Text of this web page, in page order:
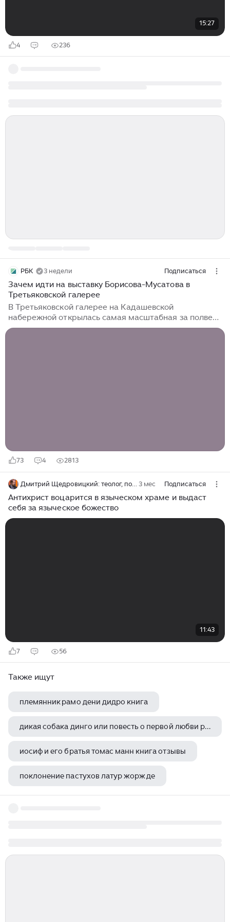
15:27
4 236
РБК 3 недели Подписаться
Зачем идти на выставку Борисова-Мусатова в
Третьяковской галерее
В Третьяковской галерее на Кадашевской
набережной открылась самая масштабная за полвека
выставка Виктора Борисова-Мусатова — больше 140
73 4 2813
Дмитрий Щедровицкий: теолог, поэт, переводчик 3 мес Подписаться
Антихрист воцарится в языческом храме и выдаст
себя за языческое божество
11:43
7 56
Также ищут
племянник рамо дени дидро книга
дикая собака динго или повесть о первой любви рувим фраерман книга отзывы
иосиф и его братья томас манн книга отзывы
поклонение пастухов латур жорж де